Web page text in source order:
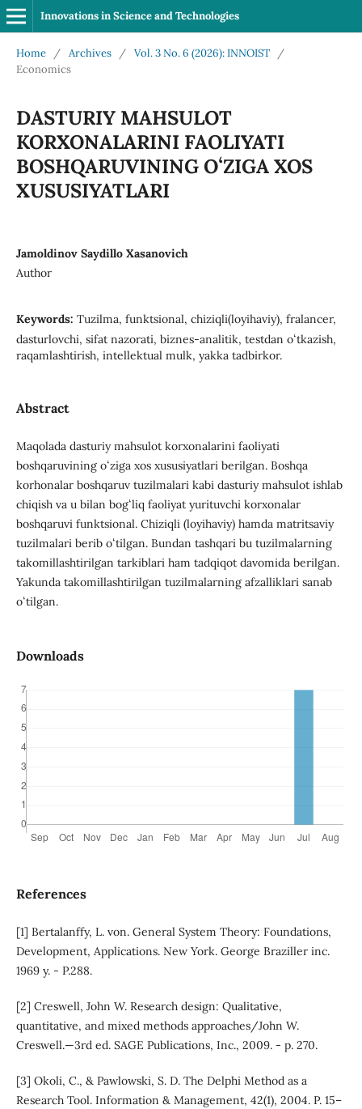
Innovations in Science and Technologies
Home / Archives / Vol. 3 No. 6 (2026): INNOIST
/
Economics
DАSTURIY MАHSULOT
KORXONАLАRINI FAOLIYATI
BOSHQАRUVINING OʻZIGA XOS
XUSUSIYATLАRI
Jamoldinov Saydillo Xasanovich
Author
Keywords: Tuzilma, funktsional, chiziqli(loyihaviy), fralancer,
dasturlovchi, sifat nazorati, biznes-analitik, testdan oʻtkazish,
raqamlashtirish, intellektual mulk, yakka tadbirkor.
Abstract
Maqolada dаsturiy mаhsulot korxonаlаrini faoliyati
boshqаruvining oʻziga xos xususiyatlаri berilgan. Boshqa
korhonalar boshqaruv tuzilmalari kabi dasturiy mahsulot ishlab
chiqish va u bilan bogʻliq faoliyat yurituvchi korxonalar
boshqaruvi funktsional. Chiziqli (loyihaviy) hamda matritsaviy
tuzilmalari berib oʻtilgan. Bundan tashqari bu tuzilmalarning
takomillashtirilgan tarkiblari ham tadqiqot davomida berilgan.
Yakunda takomillashtirilgan tuzilmalarning afzalliklari sanab
oʻtilgan.
Downloads
References
[1] Bertalanffy, L. von. General System Theory: Foundations,
Development, Applications. New York. George Braziller inc.
1969 y. - P.288.
[2] Creswell, John W. Research design: Qualitative,
quantitative, and mixed methods approaches/John W.
Creswell.—3rd ed. SAGE Publications, Inc., 2009. - p. 270.
[3] Okoli, C., & Pawlowski, S. D. The Delphi Method as a
Research Tool. Information & Management, 42(1), 2004. P. 15–